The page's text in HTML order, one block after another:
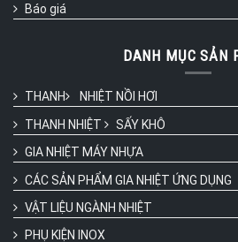
Báo giá
DANH MỤC SẢN
THANH
NHIỆT NỒI HƠI
THANH NHIỆT
SẤY KHÔ
GIA NHIỆT MÁY NHỰA
CÁC SẢN PHẨM GIA NHIỆT ỨNG DỤNG
VẬT LIỆU NGÀNH NHIỆT
PHỤ KIỆN INOX